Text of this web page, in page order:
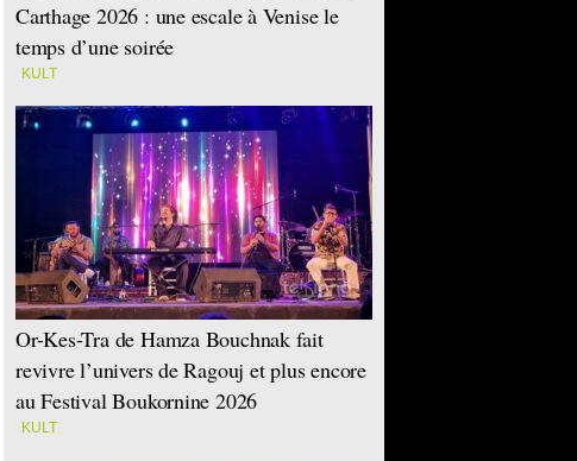
Carthage 2026 : une escale à Venise le
temps d’une soirée
KULT
Or-Kes-Tra de Hamza Bouchnak fait
revivre l’univers de Ragouj et plus encore
au Festival Boukornine 2026
KULT